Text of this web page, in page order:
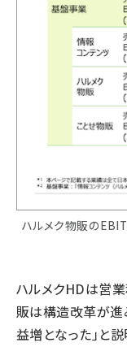
ハルメク物販の
ハルメクHDは営業
販は構造改革が進
益増となった」と説